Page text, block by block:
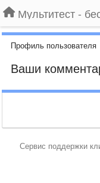
Профиль пользователя
Ваши
Сервис поддержки